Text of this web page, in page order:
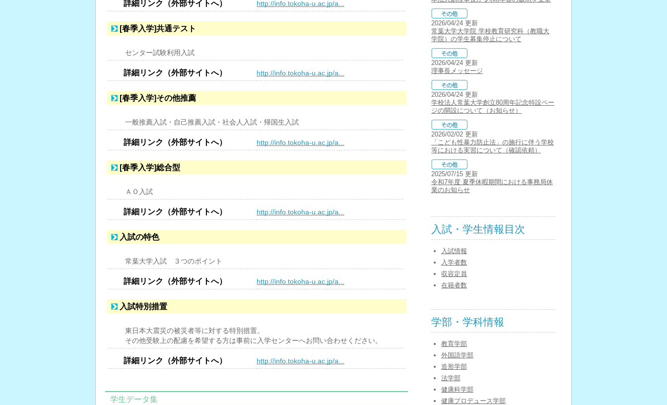
詳細リンク（外部サイトへ） http://info.tokoha-u.ac.jp/a...
[春季入学]共通テスト
センター試験利用入試
詳細リンク（外部サイトへ） http://info.tokoha-u.ac.jp/a...
[春季入学]その他推薦
一般推薦入試・自己推薦入試・社会人入試・帰国生入試
詳細リンク（外部サイトへ） http://info.tokoha-u.ac.jp/a...
[春季入学]総合型
ＡＯ入試
詳細リンク（外部サイトへ） http://info.tokoha-u.ac.jp/a...
入試の特色
常葉大学入試 ３つのポイント
詳細リンク（外部サイトへ） http://info.tokoha-u.ac.jp/a...
入試特別措置
東日本大震災の被災者等に対する特別措置。
その他受験上の配慮を希望する方は事前に入学センターへお問い合わせください。
詳細リンク（外部サイトへ） http://info.tokoha-u.ac.jp/a...
学生データ集
2026/04/24 更新
常葉大学大学院 学校教育研究科（教職大
学院）の学生募集停止について
2026/04/24 更新
理事長メッセージ
2026/04/24 更新
学校法人常葉大学創立80周年記念特設ペー
ジの開設について（お知らせ）
2026/02/02 更新
「こども性暴力防止法」の施行に伴う学校
等における実習について（確認依頼）
2025/07/15 更新
令和7年度 夏季休暇期間における事務局休
業のお知らせ
入試・学生情報目次
入試情報
入学者数
収容定員
在籍者数
学部・学科情報
教育学部
外国語学部
造形学部
法学部
健康科学部
健康プロデュース学部